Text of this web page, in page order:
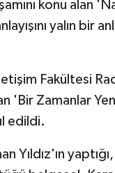
konu alan
yalın bir
Fakültesi
'Bir Zamanlar
edildi.
Yıldız'ın